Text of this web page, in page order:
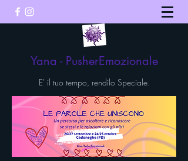
Yana - PusherEmozionale
E' il tuo tempo, rendilo Speciale.